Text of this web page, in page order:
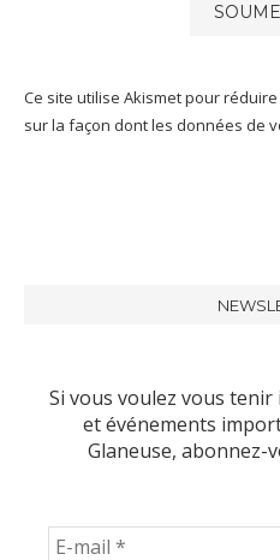
Ce site utilise Akismet pour
sur la façon dont les données de
Si vous voulez vous tenir
et événements
Glaneuse, abonnez-